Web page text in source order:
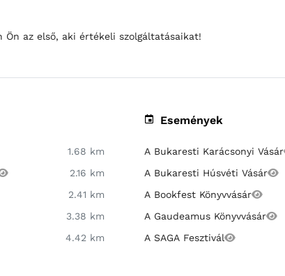
Ön az első, aki értékeli szolgáltatásaikat!
1.68 km
2.16 km
2.41 km
3.38 km
4.42 km
Események
A Bukaresti Karácsonyi Vásár
A Bukaresti Húsvéti Vásár
A Bookfest Könyvvásár
A Gaudeamus Könyvvásár
A SAGA Fesztivál